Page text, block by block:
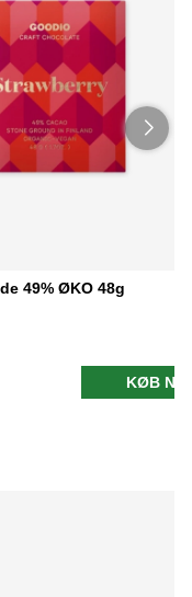
49% ØKO 48g
KØB NU